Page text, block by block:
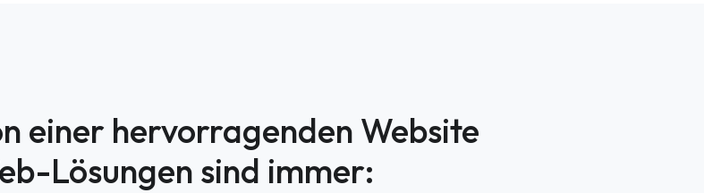
einer hervorragenden Website
Lösungen sind immer: